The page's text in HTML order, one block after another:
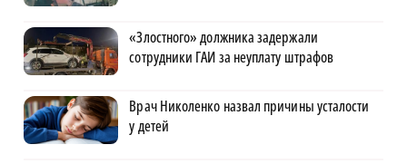
«Злостного» должника задержали
сотрудники ГАИ за неуплату штрафов
Врач Николенко назвал причины усталости
у детей